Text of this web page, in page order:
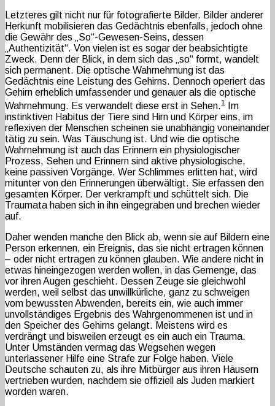
Letzteres gilt nicht nur für fotografierte Bilder. Bilder anderer
Herkunft mobilisieren das Gedächtnis ebenfalls, jedoch ohne
die Gewähr des „So“-Gewesen-Seins, dessen
„Authentizität“. Von vielen ist es sogar der beabsichtigte
Zweck. Denn der Blick, in dem sich das „so“ formt, wandelt
sich permanent. Die optische Wahrnehmung ist das
Gedächtnis eine Leistung des Gehirns. Dennoch operiert das
Gehirn erheblich umfassender und genauer als die optische
Wahrnehmung. Es verwandelt diese erst in Sehen.1
Im
instinktiven Habitus der Tiere sind Hirn und Körper eins, im
reflexiven der Menschen scheinen sie unabhängig voneinander
tätig zu sein. Was Täuschung ist. Und wie die optische
Wahrnehmung ist auch das Erinnern ein physiologischer
Prozess, Sehen und Erinnern sind aktive physiologische,
keine passiven Vorgänge. Wer Schlimmes erlitten hat, wird
mitunter von den Erinnerungen überwältigt. Sie erfassen den
gesamten Körper. Der verkrampft und schüttelt sich. Die
Traumata haben sich in ihn eingegraben und brechen wieder
auf.
Daher wenden manche den Blick ab, wenn sie auf Bildern eine
Person erkennen, ein Ereignis, das sie nicht ertragen können
– oder nicht ertragen zu können glauben. Wie andere nicht in
etwas hineingezogen werden wollen, in das Gemenge, das
vor ihren Augen geschieht. Dessen Zeuge sie gleichwohl
werden, weil selbst das unwillkürliche, ganz zu schweigen
vom bewussten Abwenden, bereits ein, wie auch immer
unvollständiges Ergebnis des Wahrgenommenen ist und in
den Speicher des Gehirns gelangt. Meistens wird es
verdrängt und bisweilen erzeugt es ein auch ein Trauma.
Unter Umständen vermag das Wegsehen wegen
unterlassener Hilfe eine Strafe zur Folge haben. Viele
Deutsche schauten zu, als ihre Mitbürger aus ihren Häusern
vertrieben wurden, nachdem sie offiziell als Juden markiert
worden waren.